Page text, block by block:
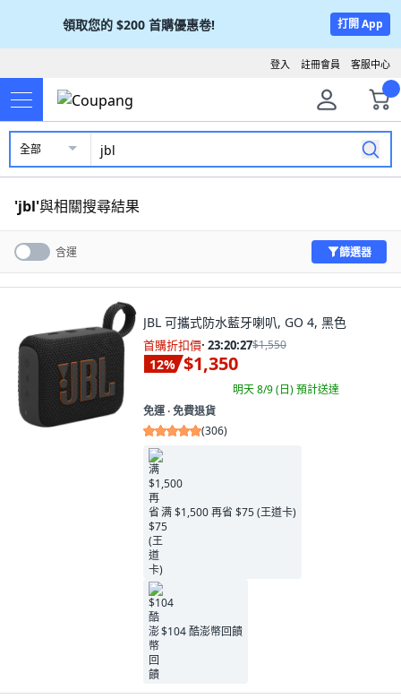
領取您的 $200 首購優惠卷! 打開 App
客服中心
註冊會員
登入
全部
'jbl'與相關搜尋結果
含運 篩選器
JBL 可攜式防水藍牙喇叭, GO 4, 黑色
首購折扣價· 23:20:26$1,550
12% $1,350
明天 8/9 (日)預計送達
免運 ∙ 免費退貨
(306)
满 $1,500 再省 $75 (王道卡)
$104 酷澎幣回饋